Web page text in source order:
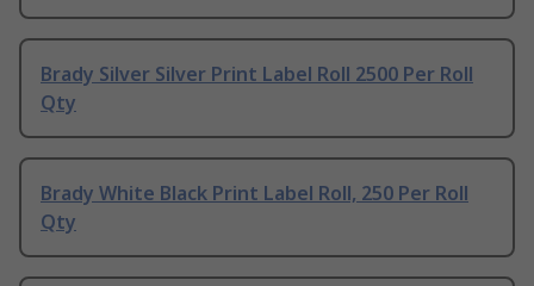
Brady Silver Silver Print Label Roll 2500 Per Roll
Qty
Brady White Black Print Label Roll, 250 Per Roll
Qty